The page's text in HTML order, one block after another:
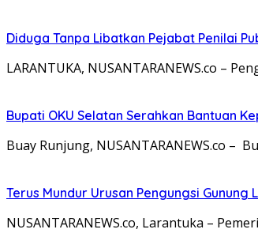
Diduga Tanpa Libatkan Pejabat Penilai
LARANTUKA, NUSANTARANEWS.co –
Bupati OKU Selatan Serahkan Bantuan
Buay Runjung, NUSANTARANEWS.co –
Terus Mundur Urusan Pengungsi
NUSANTARANEWS.co, Larantuka –